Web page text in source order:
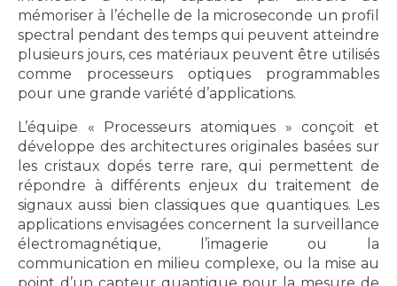
mémoriser à l’échelle de la microseconde un profil
spectral pendant des temps qui peuvent atteindre
plusieurs jours, ces matériaux peuvent être utilisés
comme processeurs optiques programmables
pour une grande variété d’applications.
L’équipe « Processeurs atomiques » conçoit et
développe des architectures originales basées sur
les cristaux dopés terre rare, qui permettent de
répondre à différents enjeux du traitement de
signaux aussi bien classiques que quantiques. Les
applications envisagées concernent la surveillance
électromagnétique, l’imagerie ou la
communication en milieu complexe, ou la mise au